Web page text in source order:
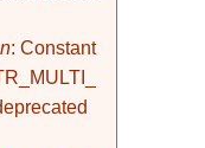
: Constant